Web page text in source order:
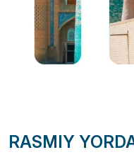
RASMIY